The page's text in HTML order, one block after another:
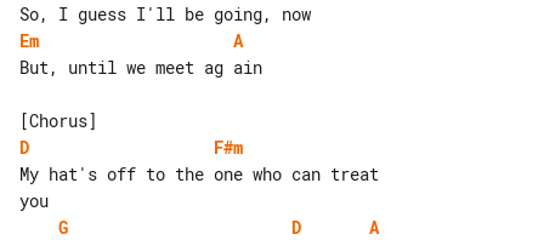
Em
A
But, until we meet ag ain
D
F#m
My hat's off to the one who can treat
G
D
A